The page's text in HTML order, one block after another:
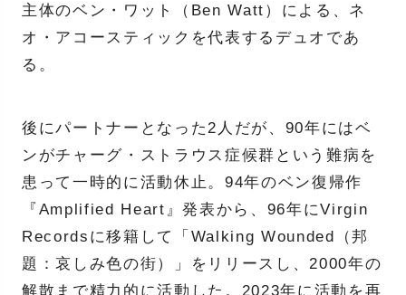
主体のベン・ワット（Ben Watt）による、ネ
オ・アコースティックを代表するデュオであ
る。
後にパートナーとなった2人だが、90年にはベ
ンがチャーグ・ストラウス症候群という難病を
患って一時的に活動休止。94年のベン復帰作
『Amplified Heart』発表から、96年にVirgin
Recordsに移籍して「Walking Wounded（邦
題：哀しみ色の街）」をリリースし、2000年の
解散まで精力的に活動した。2023年に活動を再